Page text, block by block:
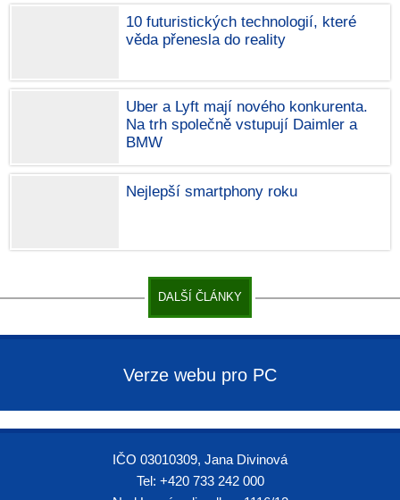
10 futuristických technologií, které
věda přenesla do reality
Uber a Lyft mají nového konkurenta.
Na trh společně vstupují Daimler a
BMW
Nejlepší smartphony roku
DALŠÍ ČLÁNKY
Verze webu pro PC
IČO 03010309, Jana Divinová
Tel: +420 733 242 000